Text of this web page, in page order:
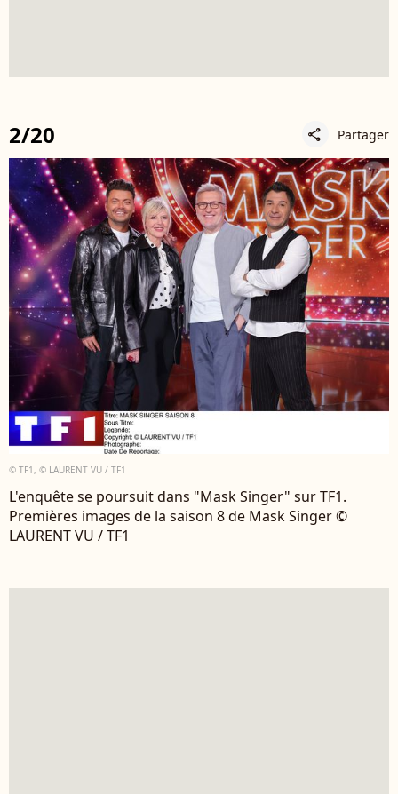
2/20 share Partager
© TF1, © LAURENT VU / TF1
L'enquête se poursuit dans "Mask Singer" sur TF1.
Premières images de la saison 8 de Mask Singer ©
LAURENT VU / TF1